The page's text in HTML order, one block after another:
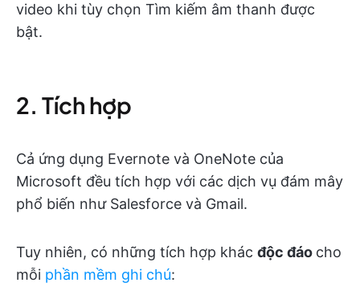
video khi tùy chọn Tìm kiếm âm thanh được
bật.
2. Tích hợp
Cả ứng dụng Evernote và OneNote của
Microsoft đều tích hợp với các dịch vụ đám mây
phổ biến như Salesforce và Gmail.
Tuy nhiên, có những tích hợp khác độc đáo cho
mỗi phần mềm ghi chú: